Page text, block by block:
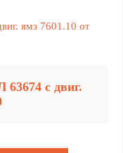
с двиг.